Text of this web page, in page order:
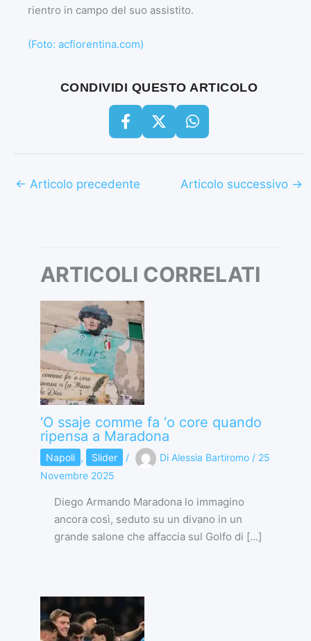
rientro in campo del suo assistito.
(Foto: acfiorentina.com)
CONDIVIDI QUESTO ARTICOLO
← Articolo precedente Articolo successivo →
ARTICOLI CORRELATI
‘O ssaje comme fa ‘o core quando
ripensa a Maradona
Napoli , Slider / Di Alessia Bartiromo / 25
Novembre 2025
Diego Armando Maradona lo immagino
ancora così, seduto su un divano in un
grande salone che affaccia sul Golfo di […]